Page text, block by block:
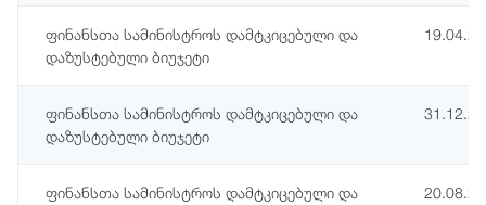
ფინანსთა სამინისტროს დამტკიცებული და
დაზუსტებული ბიუჯეტი
ფინანსთა სამინისტროს დამტკიცებული და
დაზუსტებული ბიუჯეტი
ფინანსთა სამინისტროს დამტკიცებული და